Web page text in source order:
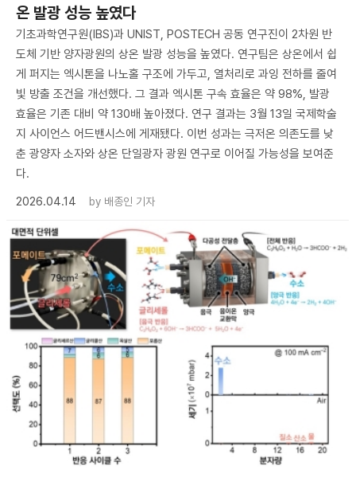
온 발광 성능 높였다
기초과학연구원(IBS)과 UNIST, POSTECH 공동 연구진이 2차원 반
도체 기반 양자광원의 상온 발광 성능을 높였다. 연구팀은 상온에서 쉽
게 퍼지는 엑시톤을 나노홀 구조에 가두고, 열처리로 과잉 전하를 줄여
빛 방출 조건을 개선했다. 그 결과 엑시톤 구속 효율은 약 98%, 발광
효율은 기존 대비 약 130배 높아졌다. 연구 결과는 3월 13일 국제학술
지 사이언스 어드밴시스에 게재됐다. 이번 성과는 극저온 의존도를 낮
춘 광양자 소자와 상온 단일광자 광원 연구로 이어질 가능성을 보여준
다.
2026.04.14
by 배종인 기자